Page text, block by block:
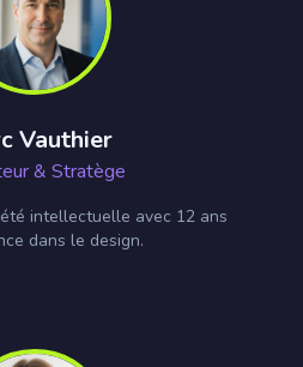
Vauthier
& Stratège
intellectuelle avec 12 ans
dans le design.